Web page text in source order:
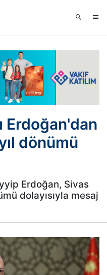
Erdoğan'dan
dönümü
Erdoğan, Sivas
dolayısıyla mesaj